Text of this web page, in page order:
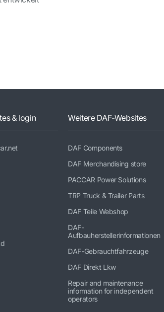
& login Weitere DAF-Websites
DAF Components
DAF Merchandising store
PACCAR Power Solutions
TRP Truck & Trailer Parts
DAF Teile Webshop
DAF-
Aufbauherstellerinformationen
DAF-Gebrauchtfahrzeuge
DAF Direkt Lkw
Repair and maintenance
information for independent
operators